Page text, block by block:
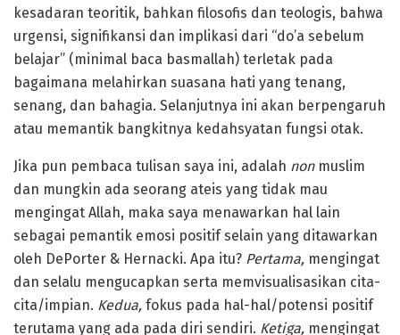
kesadaran teoritik, bahkan filosofis dan teologis, bahwa
urgensi, signifikansi dan implikasi dari “do’a sebelum
belajar” (minimal baca basmallah) terletak pada
bagaimana melahirkan suasana hati yang tenang,
senang, dan bahagia. Selanjutnya ini akan berpengaruh
atau memantik bangkitnya kedahsyatan fungsi otak.
Jika pun pembaca tulisan saya ini, adalah non muslim
dan mungkin ada seorang ateis yang tidak mau
mengingat Allah, maka saya menawarkan hal lain
sebagai pemantik emosi positif selain yang ditawarkan
oleh DePorter & Hernacki. Apa itu? Pertama, mengingat
dan selalu mengucapkan serta memvisualisasikan cita-
cita/impian. Kedua, fokus pada hal-hal/potensi positif
terutama yang ada pada diri sendiri. Ketiga, mengingat